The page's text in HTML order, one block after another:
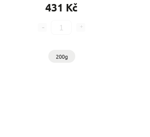
431 Kč
200g